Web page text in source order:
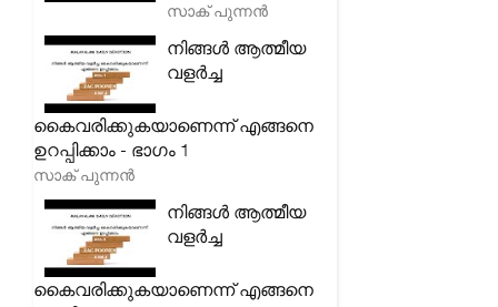
സാക് പുന്നൻ
നിങ്ങൾ ആത്മീയ
വളർച്ച
കൈവരിക്കുകയാണെന്ന് എങ്ങനെ
ഉറപ്പിക്കാം - ഭാഗം 1
സാക് പുന്നൻ
നിങ്ങൾ ആത്മീയ
വളർച്ച
കൈവരിക്കുകയാണെന്ന് എങ്ങനെ